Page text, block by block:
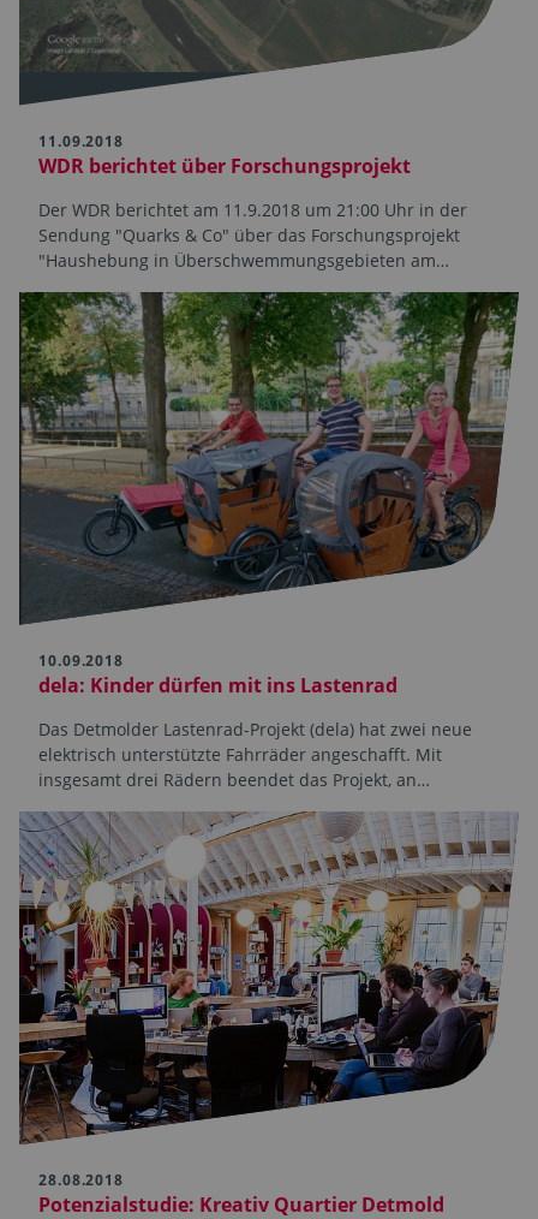
11.09.2018
WDR berichtet über Forschungsprojekt
Der WDR berichtet am 11.9.2018 um 21:00 Uhr in der
Sendung "Quarks & Co" über das Forschungsprojekt
"Haushebung in Überschwemmungsgebieten am…
10.09.2018
dela: Kinder dürfen mit ins Lastenrad
Das Detmolder Lastenrad-Projekt (dela) hat zwei neue
elektrisch unterstützte Fahrräder angeschafft. Mit
insgesamt drei Rädern beendet das Projekt, an…
28.08.2018
Potenzialstudie: Kreativ Quartier Detmold